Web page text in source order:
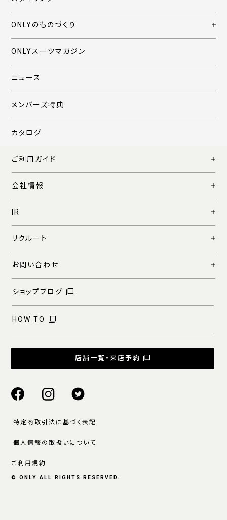
ONLYのものづくり
ONLYスーツマガジン
ニュース
メンバーズ特典
カタログ
ご利用ガイド
会社情報
IR
リクルート
お問い合わせ
ショップブログ
HOW TO
店舗一覧・来店予約
特定商取引法に基づく表記
個人情報の取扱いについて
ご利用規約
© ONLY ALL RIGHTS RESERVED.